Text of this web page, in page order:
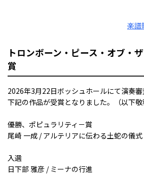
楽譜
トロンボーン・ピース・オブ・
賞
2026年3月22日ボッシュホールにて演奏
下記の作品が受賞となりました。（以下敬
優勝、ポピュラリティ－賞
尾崎 一成 / アルテリアに伝わる土蛇の儀式
入選
日下部 雅彦 / ミーナの行進